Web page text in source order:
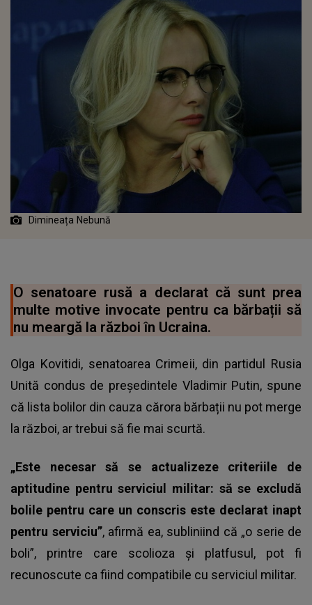
Dimineața Nebună
O senatoare rusă a declarat că sunt prea
multe motive invocate pentru ca bărbații să
nu meargă la război în Ucraina.
Olga Kovitidi, senatoarea Crimeii, din partidul Rusia
Unită condus de președintele Vladimir Putin, spune
că lista bolilor din cauza cărora bărbații nu pot merge
la război, ar trebui să fie mai scurtă.
„Este necesar să se actualizeze criteriile de
aptitudine pentru serviciul militar: să se excludă
bolile pentru care un conscris este declarat inapt
pentru serviciu”, afirmă ea, subliniind că „o serie de
boli”, printre care scolioza și platfusul, pot fi
recunoscute ca fiind compatibile cu serviciul militar.